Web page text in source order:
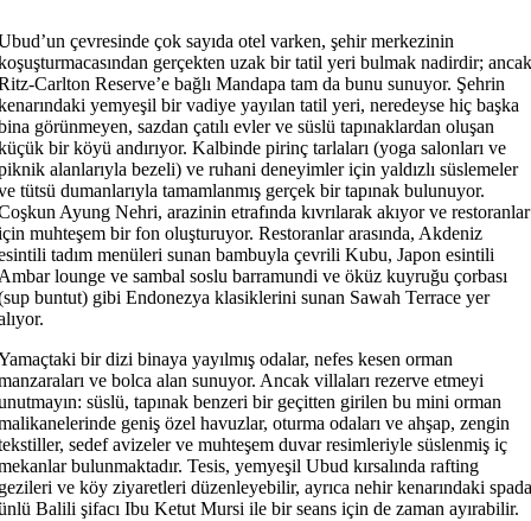
çevresinde çok sayıda otel varken, şehir merkezinin
gerçekten uzak bir tatil yeri bulmak nadirdir; ancak
Carlton Reserve’e bağlı Mandapa tam da bunu sunuyor. Şehrin
yemyeşil bir vadiye yayılan tatil yeri, neredeyse hiç başka
görünmeyen, sazdan çatılı evler ve süslü tapınaklardan oluşan
bir köyü andırıyor. Kalbinde pirinç tarlaları (yoga salonları ve
alanlarıyla bezeli) ve ruhani deneyimler için yaldızlı süslemeler
tütsü dumanlarıyla tamamlanmış gerçek bir tapınak bulunuyor.
Ayung Nehri, arazinin etrafında kıvrılarak akıyor ve restoranlar
muhteşem bir fon oluşturuyor. Restoranlar arasında, Akdeniz
tadım menüleri sunan bambuyla çevrili Kubu, Japon esintili
lounge ve sambal soslu barramundi ve öküz kuyruğu çorbası
buntut) gibi Endonezya klasiklerini sunan Sawah Terrace yer
bir dizi binaya yayılmış odalar, nefes kesen orman
ve bolca alan sunuyor. Ancak villaları rezerve etmeyi
süslü, tapınak benzeri bir geçitten girilen bu mini orman
geniş özel havuzlar, oturma odaları ve ahşap, zengin
sedef avizeler ve muhteşem duvar resimleriyle süslenmiş iç
bulunmaktadır. Tesis, yemyeşil Ubud kırsalında rafting
ve köy ziyaretleri düzenleyebilir, ayrıca nehir kenarındaki spada
Balili şifacı Ibu Ketut Mursi ile bir seans için de zaman ayırabilir.